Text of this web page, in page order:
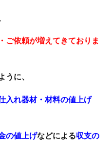
ご依頼が増えてきておりま
うに、
入れ器材・材料の値上げ
の値上げなどによる収支の